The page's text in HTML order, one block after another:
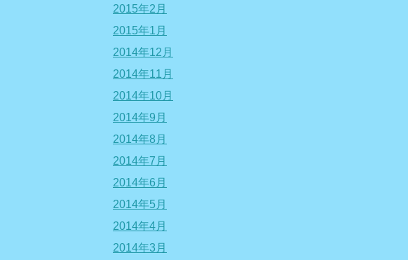
2015年2月
2015年1月
2014年12月
2014年11月
2014年10月
2014年9月
2014年8月
2014年7月
2014年6月
2014年5月
2014年4月
2014年3月